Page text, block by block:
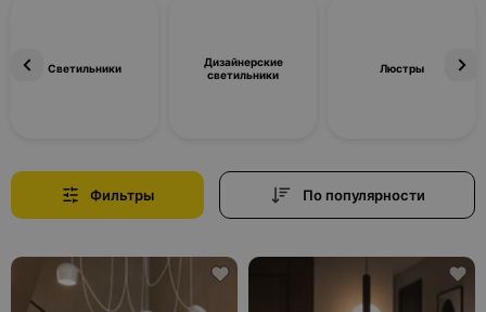
Светильники
Дизайнерские
светильники
Люстры
Фильтры По популярности